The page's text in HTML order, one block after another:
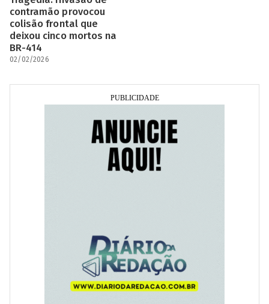
contramão provocou
colisão frontal que
deixou cinco mortos na
BR-414
02/02/2026